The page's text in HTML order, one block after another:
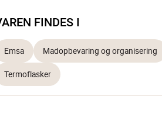
på flaske
flasken fra Emsa er skabt i robust
temperaturen på din yndlingsdrik i
en dråbe. Den medfølgende kop i låget
kaffen i skoven, på toppen af et fjeld eller i
frokostpausen.
FINDES I
Emsa Madopbevaring og organisering
Termoflasker